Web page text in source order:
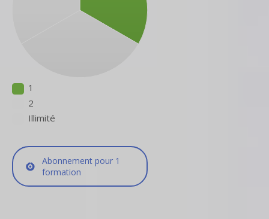
1
2
Illimité
Abonnement pour 1
formation